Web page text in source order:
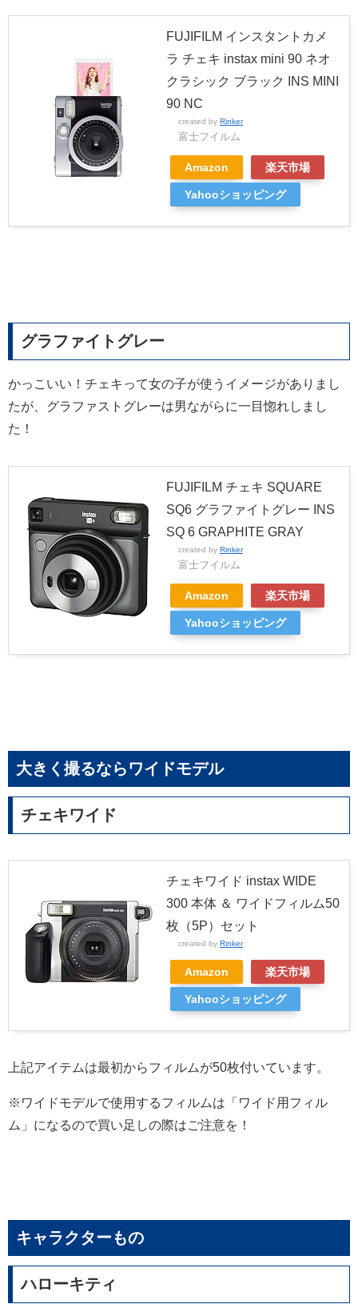
FUJIFILM インスタントカメ
ラ チェキ instax mini 90 ネオ
クラシック ブラック INS MINI
90 NC
created by Rinker
富士フイルム
Amazon 楽天市場
Yahooショッピング
グラファイトグレー
かっこいい！チェキって女の子が使うイメージがありまし
たが、グラファストグレーは男ながらに一目惚れしまし
た！
FUJIFILM チェキ SQUARE
SQ6 グラファイトグレー INS
SQ 6 GRAPHITE GRAY
created by Rinker
富士フイルム
Amazon 楽天市場
Yahooショッピング
大きく撮るならワイドモデル
チェキワイド
チェキワイド instax WIDE
300 本体 ＆ ワイドフィルム50
枚（5P）セット
created by Rinker
Amazon 楽天市場
Yahooショッピング
上記アイテムは最初からフィルムが50枚付いています。
※ワイドモデルで使用するフィルムは「ワイド用フィル
ム」になるので買い足しの際はご注意を！
キャラクターもの
ハローキティ